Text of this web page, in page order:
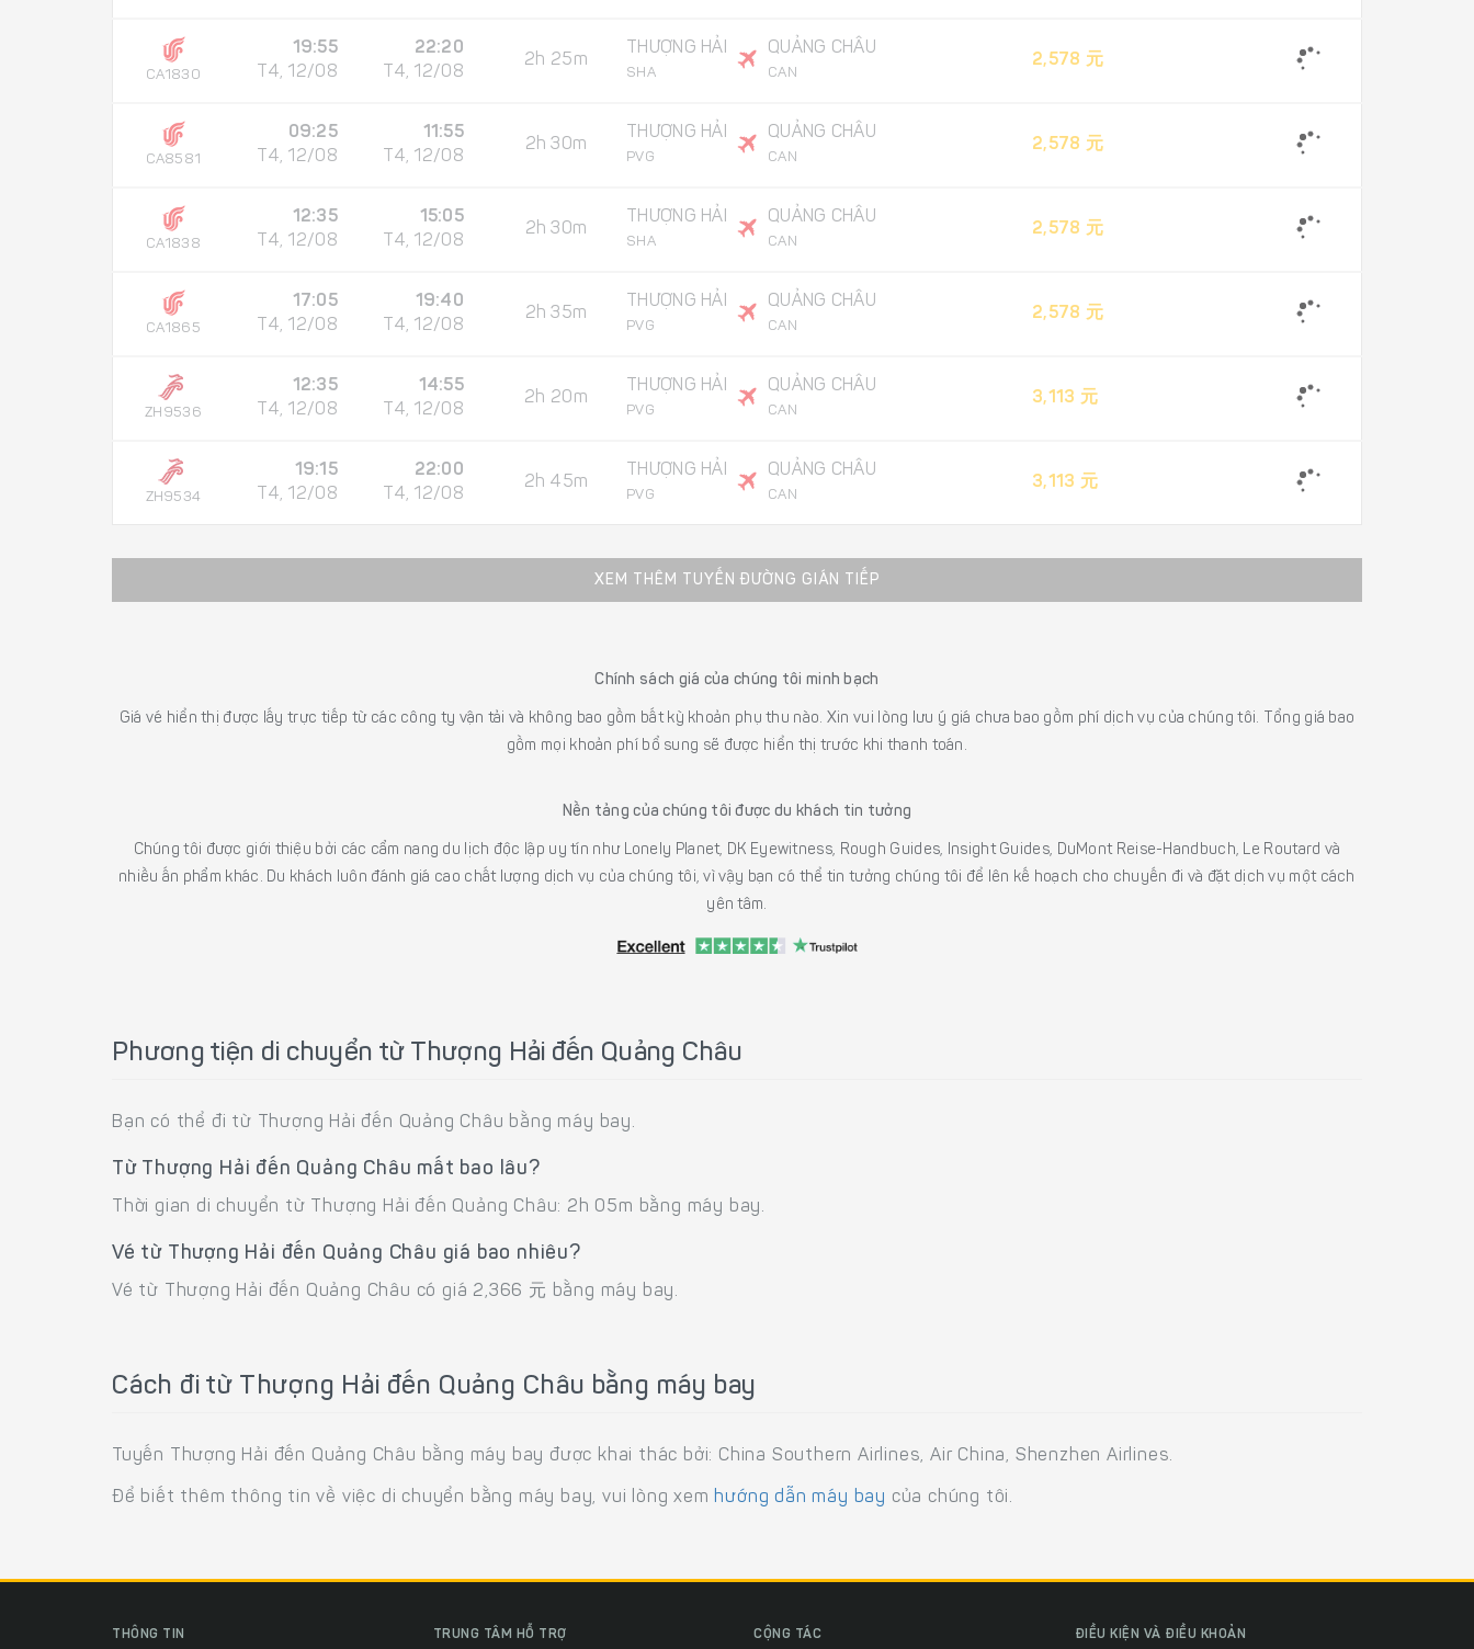
CA1830
19:55
T4, 12/08
22:20
T4, 12/08
2h 25m
THƯỢNG HẢI
SHA
QUẢNG CHÂU
CAN
2,578 元
CA8581
09:25
T4, 12/08
11:55
T4, 12/08
2h 30m
THƯỢNG HẢI
PVG
QUẢNG CHÂU
CAN
2,578 元
CA1838
12:35
T4, 12/08
15:05
T4, 12/08
2h 30m
THƯỢNG HẢI
SHA
QUẢNG CHÂU
CAN
2,578 元
CA1865
17:05
T4, 12/08
19:40
T4, 12/08
2h 35m
THƯỢNG HẢI
PVG
QUẢNG CHÂU
CAN
2,578 元
ZH9536
12:35
T4, 12/08
14:55
T4, 12/08
2h 20m
THƯỢNG HẢI
PVG
QUẢNG CHÂU
CAN
3,113 元
ZH9534
19:15
T4, 12/08
22:00
T4, 12/08
2h 45m
THƯỢNG HẢI
PVG
QUẢNG CHÂU
CAN
3,113 元
XEM THÊM TUYẾN ĐƯỜNG GIÁN TIẾP
Chính sách giá của chúng tôi minh bạch
Giá vé hiển thị được lấy trực tiếp từ các công ty vận tải và không bao gồm bất kỳ khoản phụ thu nào. Xin vui lòng lưu ý giá chưa bao gồm phí dịch vụ của chúng tôi. Tổng giá bao
gồm mọi khoản phí bổ sung sẽ được hiển thị trước khi thanh toán.
Nền tảng của chúng tôi được du khách tin tưởng
Chúng tôi được giới thiệu bởi các cẩm nang du lịch độc lập uy tín như Lonely Planet, DK Eyewitness, Rough Guides, Insight Guides, DuMont Reise-Handbuch, Le Routard và
nhiều ấn phẩm khác. Du khách luôn đánh giá cao chất lượng dịch vụ của chúng tôi, vì vậy bạn có thể tin tưởng chúng tôi để lên kế hoạch cho chuyến đi và đặt dịch vụ một cách
yên tâm.
Phương tiện di chuyển từ Thượng Hải đến Quảng Châu
Bạn có thể đi từ Thượng Hải đến Quảng Châu bằng máy bay.
Từ Thượng Hải đến Quảng Châu mất bao lâu?
Thời gian di chuyển từ Thượng Hải đến Quảng Châu: 2h 05m bằng máy bay.
Vé từ Thượng Hải đến Quảng Châu giá bao nhiêu?
Vé từ Thượng Hải đến Quảng Châu có giá 2,366 元 bằng máy bay.
Cách đi từ Thượng Hải đến Quảng Châu bằng máy bay
Tuyến Thượng Hải đến Quảng Châu bằng máy bay được khai thác bởi: China Southern Airlines, Air China, Shenzhen Airlines.
Để biết thêm thông tin về việc di chuyển bằng máy bay, vui lòng xem hướng dẫn máy bay của chúng tôi.
THÔNG TIN TRUNG TÂM HỖ TRỢ CỘNG TÁC ĐIỀU KIỆN VÀ ĐIỀU KHOẢN